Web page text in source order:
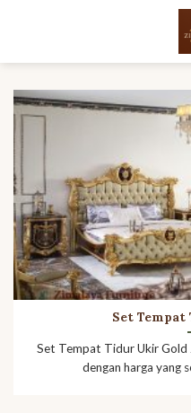
Set
Set Tempat Tidur Ukir
dengan harga yang